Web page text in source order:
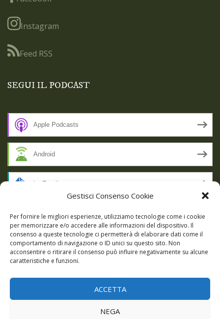
Gestisci Consenso Cookie
Per fornire le migliori esperienze, utilizziamo tecnologie come i cookie
per memorizzare e/o accedere alle informazioni del dispositivo. Il
consenso a queste tecnologie ci permetterà di elaborare dati come il
comportamento di navigazione o ID unici su questo sito. Non
acconsentire o ritirare il consenso può influire negativamente su alcune
caratteristiche e funzioni.
ACCETTA
NEGA
Instagram
Feed RSS
SEGUI IL PODCAST
Apple Podcasts
Android
by Email
RSS
SSL SECURE
|Theme: